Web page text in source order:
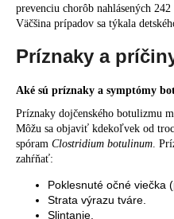
prevenciu chorôb nahlásených
Väčšina prípadov sa týkala
Príznaky a
Aké sú príznaky a symptómy
Príznaky dojčenského botulizmu
Môžu sa objaviť kdekoľvek od
spóram Clostridium botulinum.
zahŕňať:
Poklesnuté očné viečka
Strata výrazu tváre.
Slintanie.